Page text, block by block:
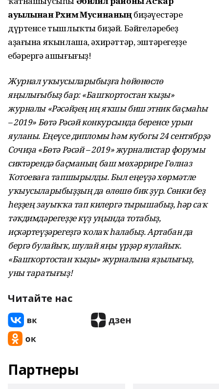
ауылынан Рәхимә Мусинаныңбиҙәүестәре
дүртенсе тышлыҡты биҙәй. Бәйгеләребеҙ
аҙағына яҡынлаша, әхирәттәр, эштәрегеҙҙе
ебәрергә ашығығыҙ!
Журнал уҡыусыларыбыҙға һөйөнөслө
яңылығыбыҙ бар: «Башҡортостан ҡыҙы»
журналы «Рәсәйҙең иң яҡшы биш этник баҫмаһы
– 2019» Бөтә Рәсәй конкурсында беренсе урын
яуланы. Еңеүсе дипломы һәм кубогы 24 сентябрҙә
Сочиҙа «Бөтә Рәсәй – 2019» журналистар форумы
сиктәрендә баҫманың баш мөхәррире Гөлназ
Ҡотоеваға тапшырылды. Был еңеүҙә хөрмәтле
уҡыусыларыбыҙҙың да өлөшө бик ҙур. Сөнки беҙ
һеҙҙең зауыҡҡа тап килергә тырышабыҙ, һәр саҡ
тәҡдимдәрегеҙҙе күҙ уңында тотабыҙ,
иҫкәртеүҙәрегеҙгә ҡолаҡ һалабыҙ. Артабан да
бергә булайыҡ, шулай яңы үрҙәр яулайыҡ.
«Башҡортостан ҡыҙы» журналына яҙылығыҙ,
уны таратығыҙ!
Читайте нас
Партнеры